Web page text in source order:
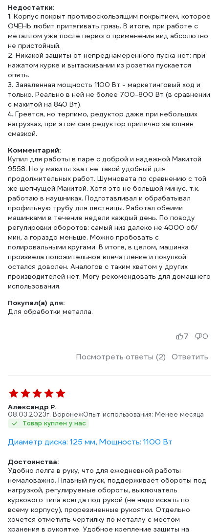
Недостатки:
1. Корпус покрыт противоскользящим покрытием, которое
ОЧЕНЬ любит притягивать грязь. В итоге, при работе с
металлом уже после первого применения вид абсолютно
не пристойный.
2. Никакой защиты от непреднамеренного пуска нет: при
нажатом курке и вытаскивании из розетки пускается
опять.
3. Заявленная мощность 1100 Вт - маркетинговый ход и
только. Реально в ней не более 700-800 Вт (в сравнении
с макитой на 840 Вт).
4. Греется, но терпимо, редуктор даже при небольших
нагрузках, при этом сам редуктор прилично заполнен
смазкой.
Комментарий:
Купил для работы в паре с доброй и надежной Макитой
9558. Но у макиты хват не такой удобный для
продолжительных работ. Шумновата по сравнению с той
же шепчущей Макитой. Хотя это не большой минус, т.к.
работаю в наушниках. Подготавливал и обрабатывал
профильную трубу для лестницы. Работал обеими
машинками в течение недели каждый день. По поводу
регулировки оборотов: самый низ далеко не 4000 об/
мин, а гораздо меньше. Можно пробовать с
полировальными кругами. В итоге, в целом, машинка
произвела положительное впечатление и покупкой
остался доволен. Аналогов с таким хватом у других
производителей нет. Могу рекомендовать для домашнего
использования.
Покупал(а) для:
Для обработки металла.
Посмотреть ответы (2) Ответить
7 0
Александр Р.
08.03.2023г. ВоронежОпыт использования: Менее месяца
Товар куплен у нас
Диаметр диска: 125 мм, Мощность: 1100 Вт
Достоинства:
Удобно лелга в руку, что для ежедневной работы
немаловажно. Плавный пуск, поддерживает обороты под
нагрузкой, регулируемые обороты, выключатель
куркового типа всегда под рукой (не надо искать по
всему корпусу), прорезиненные рукоятки. Отдельно
хочется отметить чертилку по металлу с местом
хранения в рукоятке. Удобное крепление защиты на